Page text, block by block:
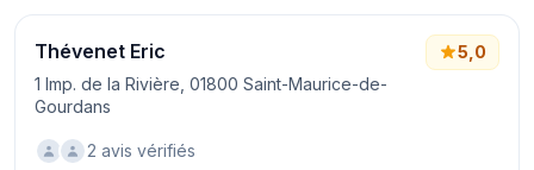
Thévenet Eric
1 Imp. de la Rivière, 01800 Saint-Maurice-de-
Gourdans
5,0
2 avis vérifiés